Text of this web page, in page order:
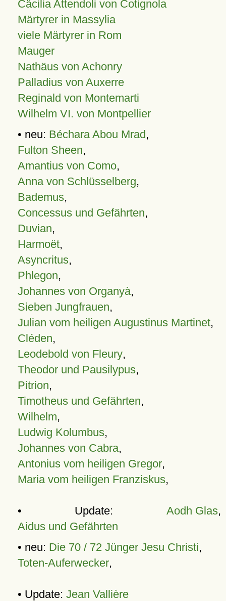
Cäcilia Attendoli von Cotignola
Märtyrer in Massylia
viele Märtyrer in Rom
Mauger
Nathäus von Achonry
Palladius von Auxerre
Reginald von Montemarti
Wilhelm VI. von Montpellier
• neu: Béchara Abou Mrad,
Fulton Sheen,
Amantius von Como,
Anna von Schlüsselberg,
Bademus,
Concessus und Gefährten,
Duvian,
Harmoët,
Asyncritus,
Phlegon,
Johannes von Organyà,
Sieben Jungfrauen,
Julian vom heiligen Augustinus Martinet,
Cléden,
Leodebold von Fleury,
Theodor und Pausilypus,
Pitrion,
Timotheus und Gefährten,
Wilhelm,
Ludwig Kolumbus,
Johannes von Cabra,
Antonius vom heiligen Gregor,
Maria vom heiligen Franziskus,
• Update: Aodh Glas,
Aidus und Gefährten
• neu: Die 70 / 72 Jünger Jesu Christi,
Toten-Auferwecker,
• Update: Jean Vallière